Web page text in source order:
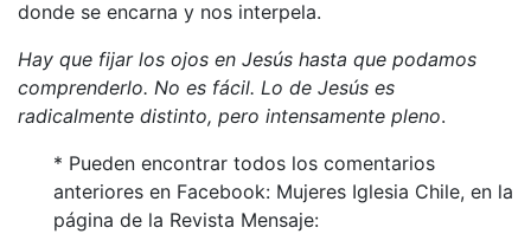
donde se encarna y nos interpela.
Hay que fijar los ojos en Jesús hasta que podamos
comprenderlo. No es fácil. Lo de Jesús es
radicalmente distinto, pero intensamente pleno.
* Pueden encontrar todos los comentarios
anteriores en Facebook: Mujeres Iglesia Chile, en la
página de la Revista Mensaje: